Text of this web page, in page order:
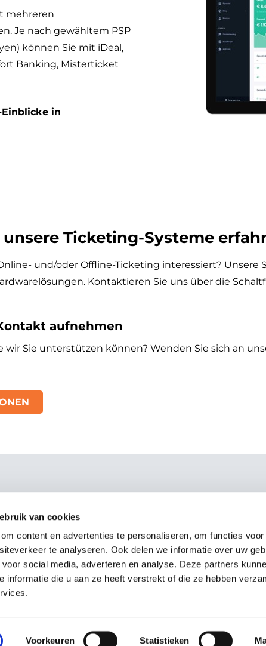
van cookies
content en advertenties te personaliseren, om functies
te analyseren. Ook delen we informatie over uw
social media, adverteren en analyse. Deze partners
informatie die u aan ze heeft verstrekt of die ze hebben
Voorkeuren Statistieken
mehreren
Je nach gewähltem PSP
können Sie mit iDeal,
Banking, Misterticket
in
Ticketing-Systeme
und/oder Offline-Ticketing interessiert?
Kontaktieren Sie uns über die
aufnehmen
Sie unterstützen können? Wenden Sie sich an
Sie
System
Museen
Schwimmbad
Einzelhandel
Gastfreundschaft